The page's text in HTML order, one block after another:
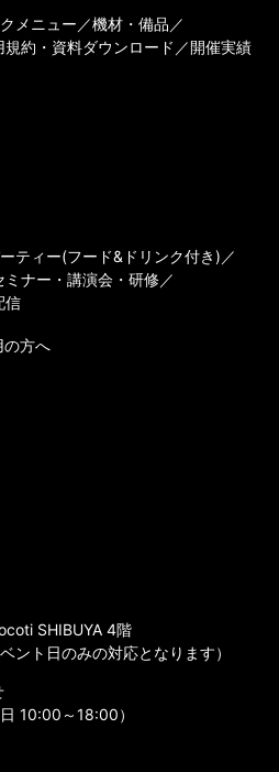
メニュー
機材・備品
規約・資料ダウンロード 開催実績
ティー(フード&ドリンク付き)
ミナー・講演会・研修
信
の方へ
SHIBUYA 4階
ベント日のみの対応となります）
日 10:00～18:00）